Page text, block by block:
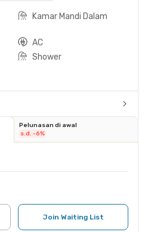
Kamar Mandi Dalam
AC
Shower
Pelunasan di awal
s.d. -6%
Join Waiting List